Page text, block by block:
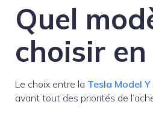
Quel
choisir
Le choix entre la Tesla Model Y
avant tout des priorités de